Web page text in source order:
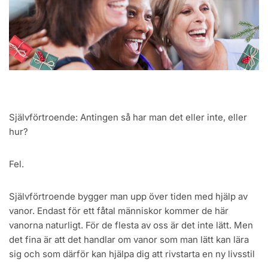
Självförtroende: Antingen så har man det eller inte, eller
hur?
Fel.
Självförtroende bygger man upp över tiden med hjälp av
vanor. Endast för ett fåtal människor kommer de här
vanorna naturligt. För de flesta av oss är det inte lätt. Men
det fina är att det handlar om vanor som man lätt kan lära
sig och som därför kan hjälpa dig att rivstarta en ny livsstil